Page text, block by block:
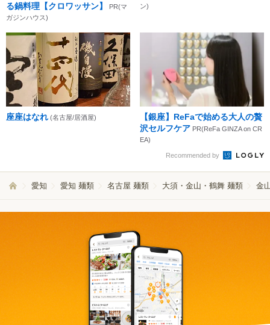
る鍋料理【クロワッサン】
PR(マ
ガジンハウス)
ン)
座座はなれ (名古屋/居酒屋)
【銀座】ReFaで始める大人の贅
沢セルフケア PR(ReFa GINZA on CR
EA)
Recommended by
愛知 愛知 麺類 名古屋 麺類 大須・金山・鶴舞 麺類 金